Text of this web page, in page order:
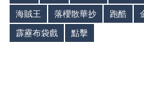
海賊王
落櫻散華抄 跑酷
霹靂布袋戲
點擊